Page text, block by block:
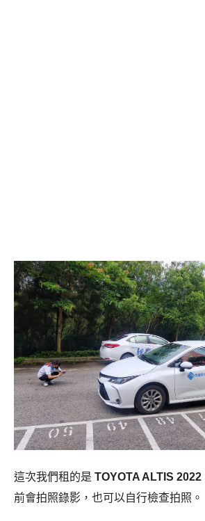
這次我們租的是 TOYOTA ALTIS 2022
前會拍照錄影，也可以自行檢查拍照。